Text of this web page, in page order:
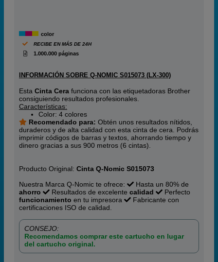
color
RECIBE EN MÁS DE 24H
1.000.000 páginas
INFORMACIÓN SOBRE Q-NOMIC S015073 (LX-300)
Esta Cinta Cera funciona con las etiquetadoras Brother
consiguiendo resultados profesionales.
Características:
Color: 4 colores
Recomendado para: Obtén unos resultados nítidos,
duraderos y de alta calidad con esta cinta de cera. Podrás
imprimir códigos de barras y textos, ahorrando tiempo y
dinero gracias a sus 900 metros (6 cintas).
Producto Original: Cinta Q-Nomic S015073
Nuestra Marca Q-Nomic te ofrece:
Hasta un 80% de
ahorro
Resultados de excelente calidad
Perfecto
funcionamiento en tu impresora
Fabricante con
certificaciones ISO de calidad.
CONSEJO:
Recomendamos comprar este cartucho en lugar
del cartucho original.